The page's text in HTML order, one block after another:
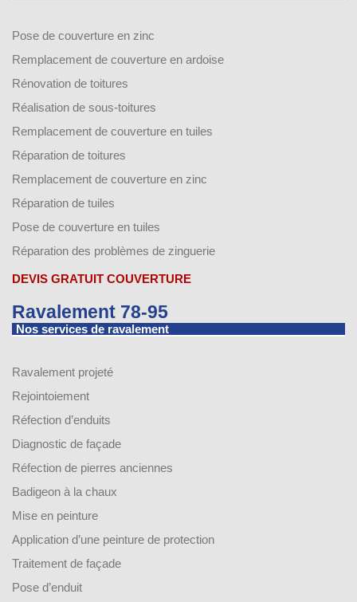
Pose de couverture en zinc
Remplacement de couverture en ardoise
Rénovation de toitures
Réalisation de sous-toitures
Remplacement de couverture en tuiles
Réparation de toitures
Remplacement de couverture en zinc
Réparation de tuiles
Pose de couverture en tuiles
Réparation des problèmes de zinguerie
DEVIS GRATUIT COUVERTURE
Ravalement 78-95
Nos services de ravalement
Ravalement projeté
Rejointoiement
Réfection d’enduits
Diagnostic de façade
Réfection de pierres anciennes
Badigeon à la chaux
Mise en peinture
Application d’une peinture de protection
Traitement de façade
Pose d’enduit